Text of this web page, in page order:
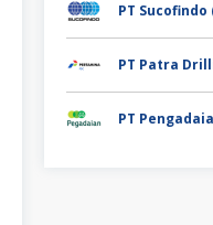
PT
PT Patra
PT